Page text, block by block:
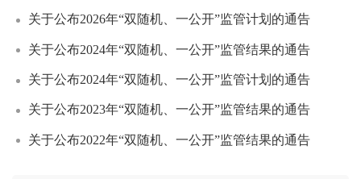
关于公布2026年“双随机、一公开”监管计划的通告
关于公布2024年“双随机、一公开”监管结果的通告
关于公布2024年“双随机、一公开”监管计划的通告
关于公布2023年“双随机、一公开”监管结果的通告
关于公布2022年“双随机、一公开”监管结果的通告